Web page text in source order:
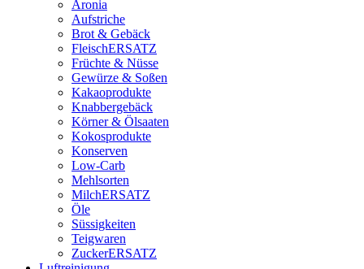
Aronia
Aufstriche
Brot & Gebäck
FleischERSATZ
Früchte & Nüsse
Gewürze & Soßen
Kakaoprodukte
Knabbergebäck
Körner & Ölsaaten
Kokosprodukte
Konserven
Low-Carb
Mehlsorten
MilchERSATZ
Öle
Süssigkeiten
Teigwaren
ZuckerERSATZ